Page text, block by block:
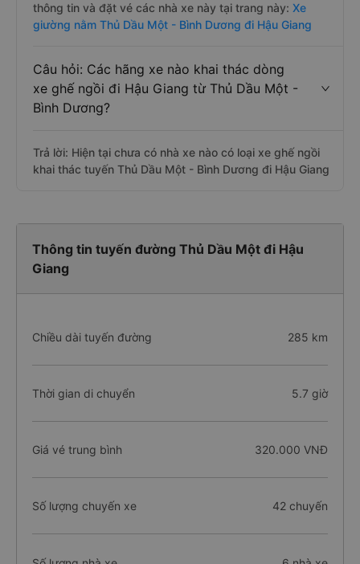
thông tin và đặt vé các nhà xe này tại trang này: Xe
giường nằm Thủ Dầu Một - Bình Dương đi Hậu Giang
Câu hỏi: Các hãng xe nào khai thác dòng
xe ghế ngồi đi Hậu Giang từ Thủ Dầu Một -
Bình Dương?
Trả lời: Hiện tại chưa có nhà xe nào có loại xe ghế ngồi
khai thác tuyến Thủ Dầu Một - Bình Dương đi Hậu Giang
Thông tin tuyến đường Thủ Dầu Một đi Hậu
Giang
Chiều dài tuyến đường 285 km
Thời gian di chuyển 5.7 giờ
Giá vé trung bình 320.000 VNĐ
Số lượng chuyến xe 42 chuyến